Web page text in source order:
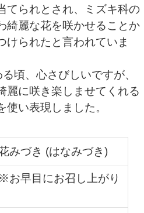
てられとされ、ミズキ科の
綺麗な花を咲かせることか
けられたと言われていま
頃、心さびしいですが、
麗に咲き楽しませてくれる
い表現しました。
みづき (はなみづき)
早目にお召し上がり